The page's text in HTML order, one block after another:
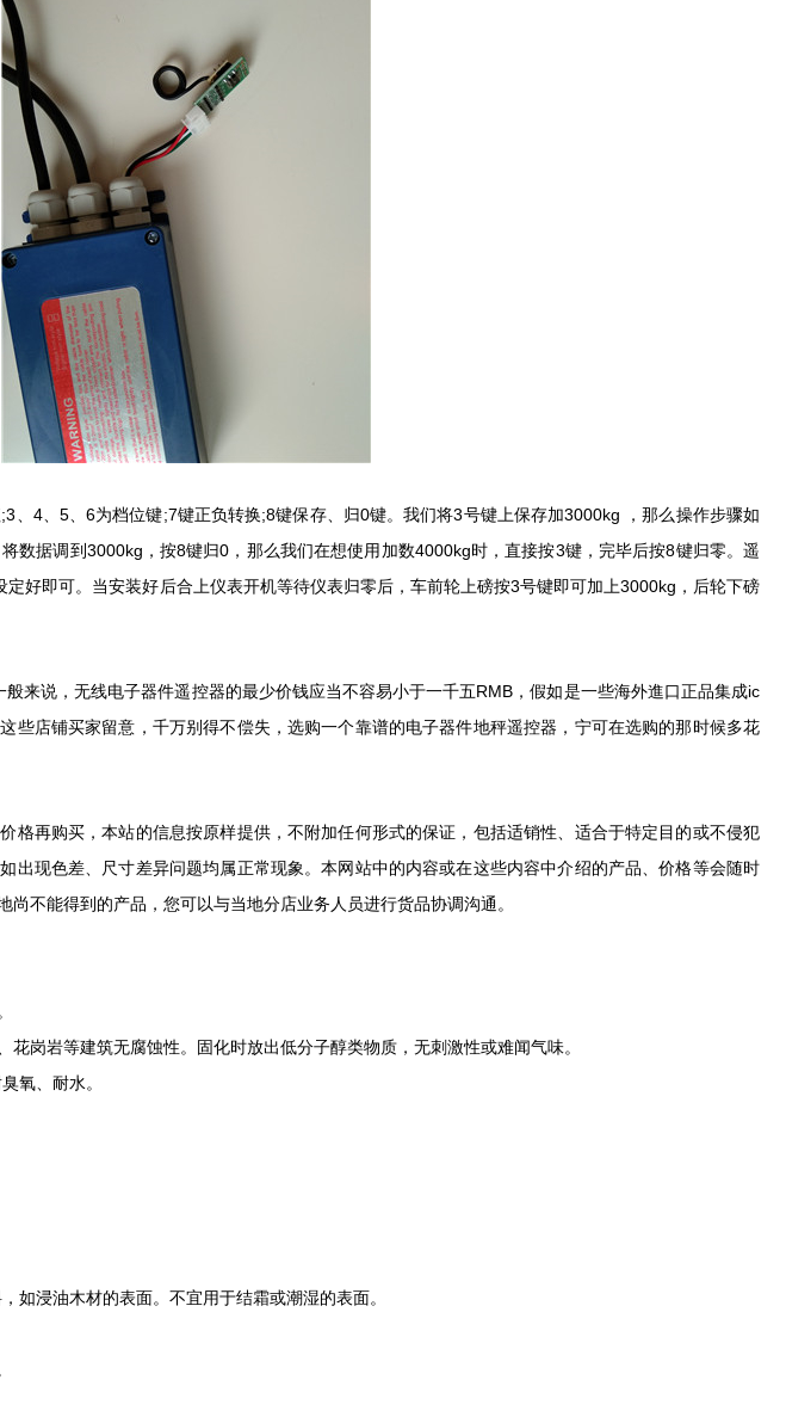
4、5、6为档位键;7键正负转换;8键保存、归0键。我们将3号键上保存加3000kg ，那么操作步骤如
数据调到3000kg，按8键归0，那么我们在想使用加数4000kg时，直接按3键，完毕后按8键归零。遥
好即可。当安装好后合上仪表开机等待仪表归零后，车前轮上磅按3号键即可加上3000kg，后轮下磅
说，无线电子器件遥控器的最少价钱应当不容易小于一千五RMB，假如是一些海外進口正品集成ic
些店铺买家留意，千万别得不偿失，选购一个靠谱的电子器件地秤遥控器，宁可在选购的那时候多花
再购买，本站的信息按原样提供，不附加任何形式的保证，包括适销性、适合于特定目的或不侵犯
出现色差、尺寸差异问题均属正常现象。本网站中的内容或在这些内容中介绍的产品、价格等会随时
不能得到的产品，您可以与当地分店业务人员进行货品协调沟通。
岩等建筑无腐蚀性。固化时放出低分子醇类物质，无刺激性或难闻气味。
氧、耐水。
浸油木材的表面。不宜用于结霜或潮湿的表面。